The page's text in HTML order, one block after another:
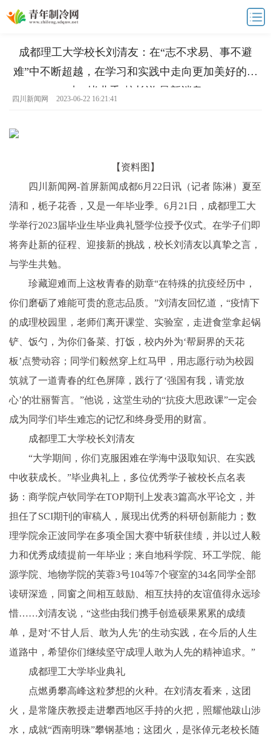
成都理工大学校长刘清友：在“志不求易、事不避
难”中不断超越，在学习和实践中走向更加美好的未
来 | 毕业季·校长说|最新消息
四川新闻网 2023-06-22 16:21:41
【资料图】
四川新闻网-首屏新闻成都6月22日讯（记者 陈淋） 夏至
清和，栀子花香，又是一年毕业季。6月21日，成都理工大
学举行2023届毕业生毕业典礼暨学位授予仪式。在学子们即
将奔赴新的征程、迎接新的挑战，校长刘清友以真挚之言，
与学生共勉。
珍藏迎难而上这枚青春的勋章“在特殊的抗疫经历中，
你们磨砺了难能可贵的意志品质。”刘清友回忆道，“疫情下
的成理校园里，老师们离开课堂、实验室，走进食堂拿起锅
铲、饭勺，为你们备菜、打饭，校内外为‘帮厨界的天花
板’点赞动容；同学们毅然穿上红马甲，用志愿行动为校园
筑就了一道青春的红色屏障，践行了‘强国有我，请党放
心’的壮丽誓言。”他说，这堂生动的“抗疫大思政课”一定会
成为同学们毕生难忘的记忆和终身受用的财富。
成都理工大学校长刘清友
“大学期间，你们克服困难在学海中汲取知识、在实践
中收获成长。”毕业典礼上，多位优秀学子被校长点名表
扬：商学院卢钦同学在TOP期刊上发表3篇高水平论文，并
担任了SCI期刊的审稿人，展现出优秀的科研创新能力；数
理学院余正波同学在多项全国大赛中斩获佳绩，并以过人毅
力和优秀成绩提前一年毕业；来自地科学院、环工学院、能
源学院、地物学院的芙蓉3号104等7个寝室的34名同学全部
读研深造，同窗之间相互鼓励、相互扶持的友谊值得永远珍
惜……刘清友说，“这些由我们携手创造硕果累累的成绩
单，是对‘不甘人后、敢为人先’的生动实践，在今后的人生
道路中，希望你们继续坚守成理人敢为人先的精神追求。”
成都理工大学毕业典礼
点燃勇攀高峰这粒梦想的火种。在刘清友看来，这团
火，是常隆庆教授走进攀西地区手持的火把，照耀他跋山涉
水，成就“西南明珠”攀钢基地；这团火，是张倬元老校长随